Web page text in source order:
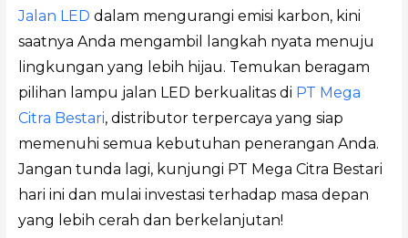
Jalan LED dalam mengurangi emisi karbon, kini
saatnya Anda mengambil langkah nyata menuju
lingkungan yang lebih hijau. Temukan beragam
pilihan lampu jalan LED berkualitas di PT Mega
Citra Bestari, distributor terpercaya yang siap
memenuhi semua kebutuhan penerangan Anda.
Jangan tunda lagi, kunjungi PT Mega Citra Bestari
hari ini dan mulai investasi terhadap masa depan
yang lebih cerah dan berkelanjutan!